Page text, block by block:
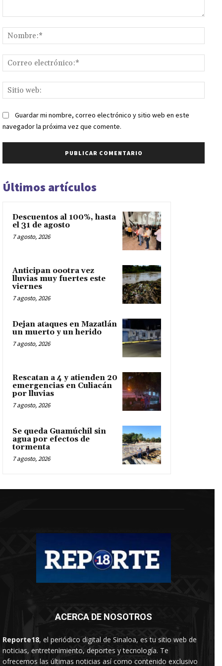
web:
Guardar mi nombre, correo electrónico y sitio web en este
navegador la próxima vez que comente.
Últimos artículos
Descuentos al 100%, hasta
el 31 de agosto
7 agosto, 2026
Anticipan oootra vez
lluvias muy fuertes este
viernes
7 agosto, 2026
Dejan ataques en Mazatlán
un muerto y un herido
7 agosto, 2026
Rescatan a 4 y atienden 20
emergencias en Culiacán
por lluvias
7 agosto, 2026
Se queda Guamúchil sin
agua por efectos de
tormenta
7 agosto, 2026
ACERCA DE NOSOTROS
Reporte18, el periódico digital de Sinaloa, es tu sitio web de
noticias, entretenimiento, deportes y tecnología. Te
ofrecemos las últimas noticias así como contenido exclusivo